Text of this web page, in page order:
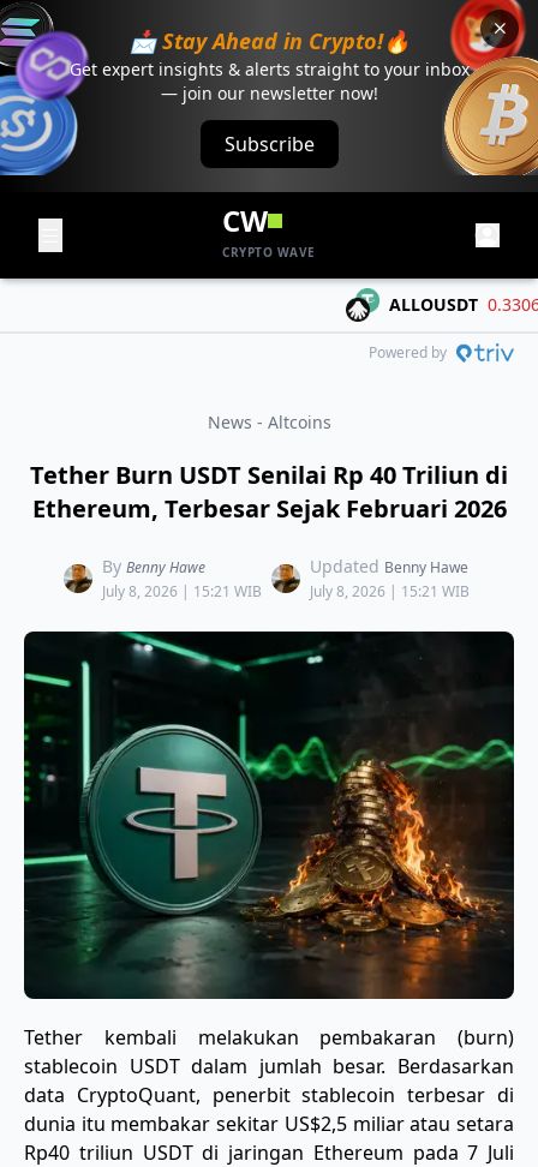
📩 Stay Ahead in Crypto!🔥
Get expert insights & alerts straight to your inbox
— join our newsletter now!
Subscribe
CW
CRYPTO WAVE
ALLOUSDT 0.3306 -
Powered by
News - Altcoins
Tether Burn USDT Senilai Rp 40 Triliun di
Ethereum, Terbesar Sejak Februari 2026
By Benny Hawe
July 8, 2026 | 15:21 WIB
Updated Benny Hawe
July 8, 2026 | 15:21 WIB
Tether kembali melakukan pembakaran (burn)
stablecoin USDT dalam jumlah besar. Berdasarkan
data CryptoQuant, penerbit stablecoin terbesar di
dunia itu membakar sekitar US$2,5 miliar atau setara
Rp40 triliun USDT di jaringan Ethereum pada 7 Juli